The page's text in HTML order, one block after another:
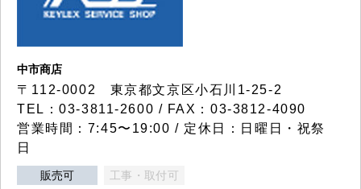
中市商店
〒112-0002 東京都文京区小石川1-25-2
TEL：03-3811-2600 / FAX：03-3812-4090
営業時間：7:45〜19:00 / 定休日：日曜日・祝祭
日
販売可 工事・取付可